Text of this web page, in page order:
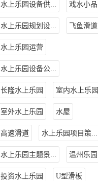
水上乐园设备供... 戏水小品
水上乐园规划设... 飞鱼滑道
水上乐园运营
水上乐园设备公...
长隆水上乐园 室内水上乐园
室外水上乐园 水屋
高速滑道 水上乐园项目策...
水上乐园主题景... 温州乐园
投资水上乐园 U型滑板